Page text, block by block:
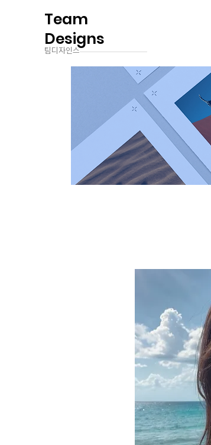
Team
Designs
팀디자인스